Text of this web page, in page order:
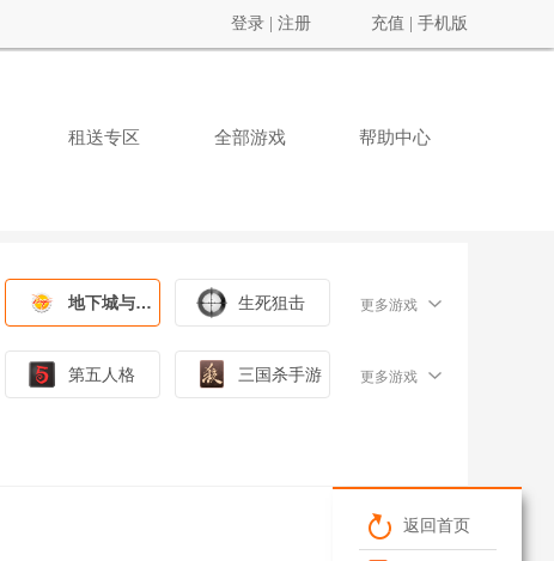
登录 注册 充值 手机版
租送专区 全部游戏 帮助中心
返回首页
地下城与勇士 生死狙击 更多游戏
第五人格 三国杀手游 更多游戏